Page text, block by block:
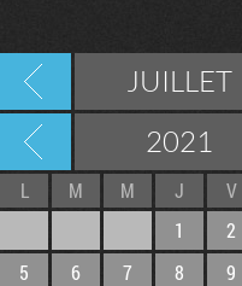
JUILLET
2021
L M M J V
1
2
5
6 7 8 9